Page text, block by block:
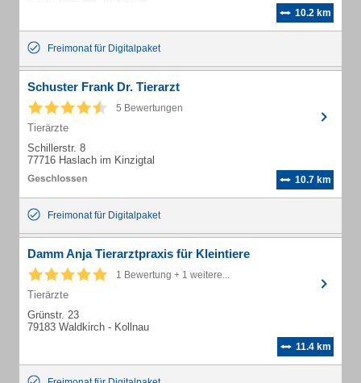
10.2 km
Freimonat für Digitalpaket
Schuster Frank Dr. Tierarzt
5 Bewertungen
Tierärzte
Schillerstr. 8
77716 Haslach im Kinzigtal
10.7 km
Freimonat für Digitalpaket
Damm Anja Tierarztpraxis für Kleintiere
1 Bewertung + 1 weitere...
Tierärzte
Grünstr. 23
79183 Waldkirch - Kollnau
11.4 km